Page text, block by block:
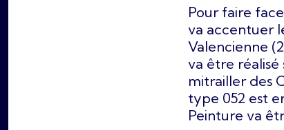
Pour faire
va accentuer
Valencienne
va être
mitrailler des
type 052 est
Peinture va